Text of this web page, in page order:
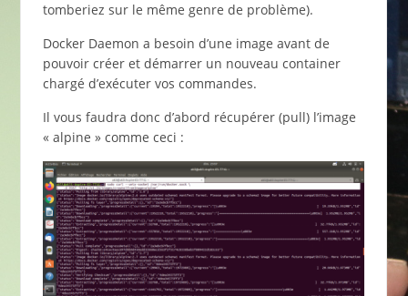
tomberiez sur le même genre de problème).
Docker Daemon a besoin d’une image avant de
pouvoir créer et démarrer un nouveau container
chargé d’exécuter vos commandes.
Il vous faudra donc d’abord récupérer (pull) l’image
« alpine » comme ceci :